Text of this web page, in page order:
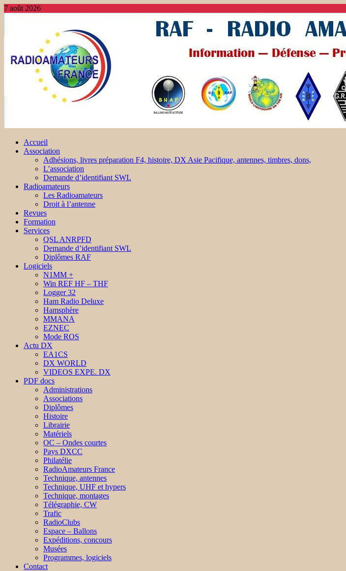
7 août 2026
Accueil
Association
Adhésions, livres préparation F4, histoire, DX Asie Pacifique, antennes, timbres, dons,
L’association
Demande d’identifiant SWL
Radioamateurs
Les Radioamateurs
Droit à l’antenne
Revues
Formation
Services
QSL ANRPFD
Demande d’identifiant SWL
Diplômes RAF
Logiciels
N1MM +
Win REF HF – THF
Logger 32
Ham Radio Deluxe
Hamsphère
MMANA
EZNEC
Mode ROS
Actu DX
EA1CS
DX WORLD
VIDEOS EXPE. DX
PDF docs
Administrations
Associations
Diplômes
Histoire
Librairie
Matériels
OC – Ondes courtes
Pays DXCC
Philatélie
RadioAmateurs France
Technique, antennes
Technique, UHF et hypers
Technique, montages
Télégraphie, CW
Trafic
RadioClubs
Espace – Ballons
Expéditions, concours
Musées
Programmes, logiciels
Contact